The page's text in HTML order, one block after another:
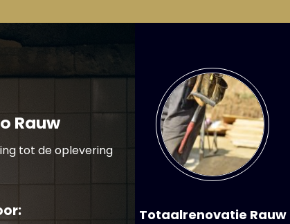
Rauw
tot de oplevering
Totaalrenovatie Rauw